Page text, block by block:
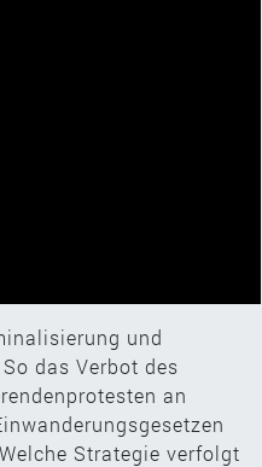
und
das Verbot des
an
Strategie verfolgt